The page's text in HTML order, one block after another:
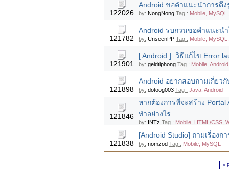
122026
Android ขอคำแนะนำการดึง
by: NongNong Tag : Mobile,
121782
Android รบกวนขอคำแนะน
by: UnseenPP Tag : Mobile,
121901
[ Android ]: วิธีแก้ไข Error
by: geidtiphong Tag : Mobile,
121898
Android อยากสอบถามเกี่ยว
by: dotoog003 Tag : Java, Android
121846
หากต้องการที่จะสร้าง
ทำอย่างไร
by: INTz Tag : Mobile, HTML/CSS,
121838
[Android Studio] ถามเรื่องก
by: nomzod Tag : Mobile, MySQL
«